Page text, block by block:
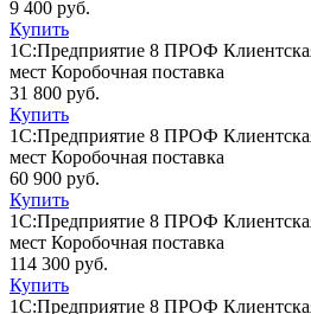
9 400 руб.
Купить
1С:Предприятие 8 ПРОФ
мест Коробочная поставка
31 800 руб.
Купить
1С:Предприятие 8 ПРОФ
мест Коробочная поставка
60 900 руб.
Купить
1С:Предприятие 8 ПРОФ
мест Коробочная поставка
114 300 руб.
Купить
1С:Предприятие 8 ПРОФ